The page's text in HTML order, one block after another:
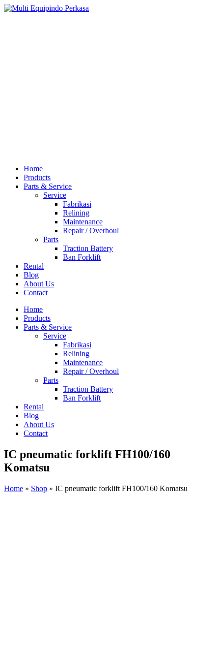
Home
Products
Parts & Service
Service
Fabrikasi
Relining
Maintenance
Repair / Overhoul
Parts
Traction Battery
Ban Forklift
Rental
Blog
About Us
Contact
Home
Products
Parts & Service
Service
Fabrikasi
Relining
Maintenance
Repair / Overhoul
Parts
Traction Battery
Ban Forklift
Rental
Blog
About Us
Contact
IC pneumatic forklift FH100/160
Komatsu
Home » Shop » IC pneumatic forklift FH100/160 Komatsu